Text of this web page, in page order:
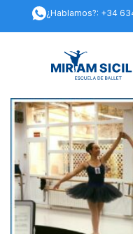
¿Hablamos?: +34